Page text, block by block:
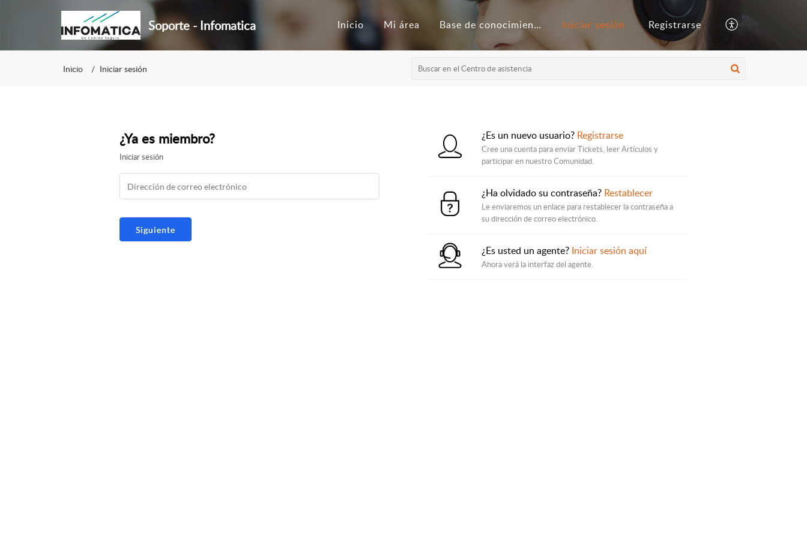
Soporte - Infomatica Inicio Mi área Base de conocimientos Iniciar sesión Registrarse
Inicio Iniciar sesión
¿Ya es miembro?
Iniciar sesión
¿Es un nuevo usuario? Registrarse
Cree una cuenta para enviar Tickets, leer Artículos y
participar en nuestro Comunidad.
¿Ha olvidado su contraseña? Restablecer
Le enviaremos un enlace para restablecer la contraseña a
su dirección de correo electrónico.
¿Es usted un agente? Iniciar sesión aquí
Ahora verá la interfaz del agente.